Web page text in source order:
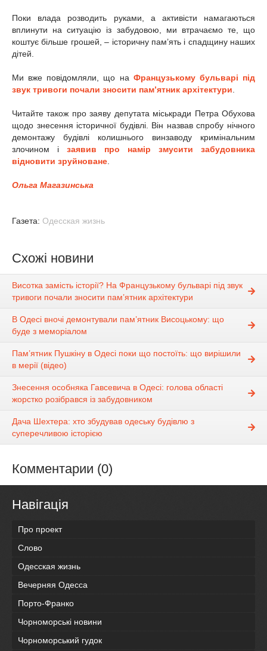
Поки влада розводить руками, а активісти намагаються
вплинути на ситуацію із забудовою, ми втрачаємо те, що
коштує більше грошей, – історичну пам’ять і спадщину наших
дітей.
Ми вже повідомляли, що на Французькому бульварі під
звук тривоги почали зносити пам’ятник архітектури.
Читайте також про заяву депутата міськради Петра Обухова
щодо знесення історичної будівлі. Він назвав спробу нічного
демонтажу будівлі колишнього винзаводу кримінальним
злочином і
заявив про намір змусити забудовника
відновити зруйноване.
Ольга Магазинська
Газета: Одесская жизнь
Схожі новини
Висотка замість історії? На Французькому бульварі під звук
тривоги почали зносити пам’ятник архітектури
В Одесі вночі демонтували пам’ятник Висоцькому: що
буде з меморіалом
Пам’ятник Пушкіну в Одесі поки що постоїть: що вирішили
в мерії (відео)
Знесення особняка Гавсевича в Одесі: голова області
жорстко розібрався із забудовником
Дача Шехтера: хто збудував одеську будівлю з
суперечливою історією
Комментарии (0)
Навігація
Про проект
Слово
Одесская жизнь
Вечерняя Одесса
Порто-Франко
Чорноморські новини
Чорноморський гудок